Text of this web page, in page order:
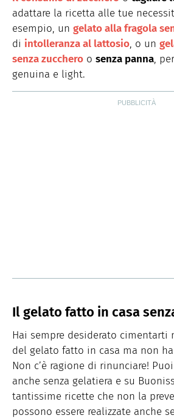
adattare la ricetta alle tue
esempio, un gelato alla fragola
di intolleranza al lattosio, o un
senza zucchero o senza panna,
genuina e light.
Il gelato fatto in casa
Hai sempre desiderato cimentarti
del gelato fatto in casa ma non
Non c’è ragione di rinunciare!
anche senza gelatiera e su
tantissime ricette che non la
possono essere realizzate anche